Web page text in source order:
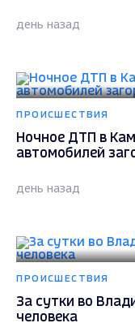
день назад
ПРОИСШЕСТВИЯ
Ночное ДТП в
автомобилей
день назад
ПРОИСШЕСТВИЯ
За сутки во
человека